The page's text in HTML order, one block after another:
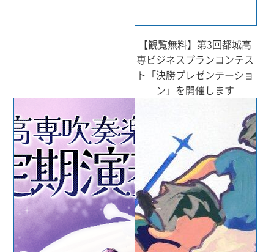
【観覧無料】第3回都城高
専ビジネスプランコンテス
ト「決勝プレゼンテーショ
ン」を開催します